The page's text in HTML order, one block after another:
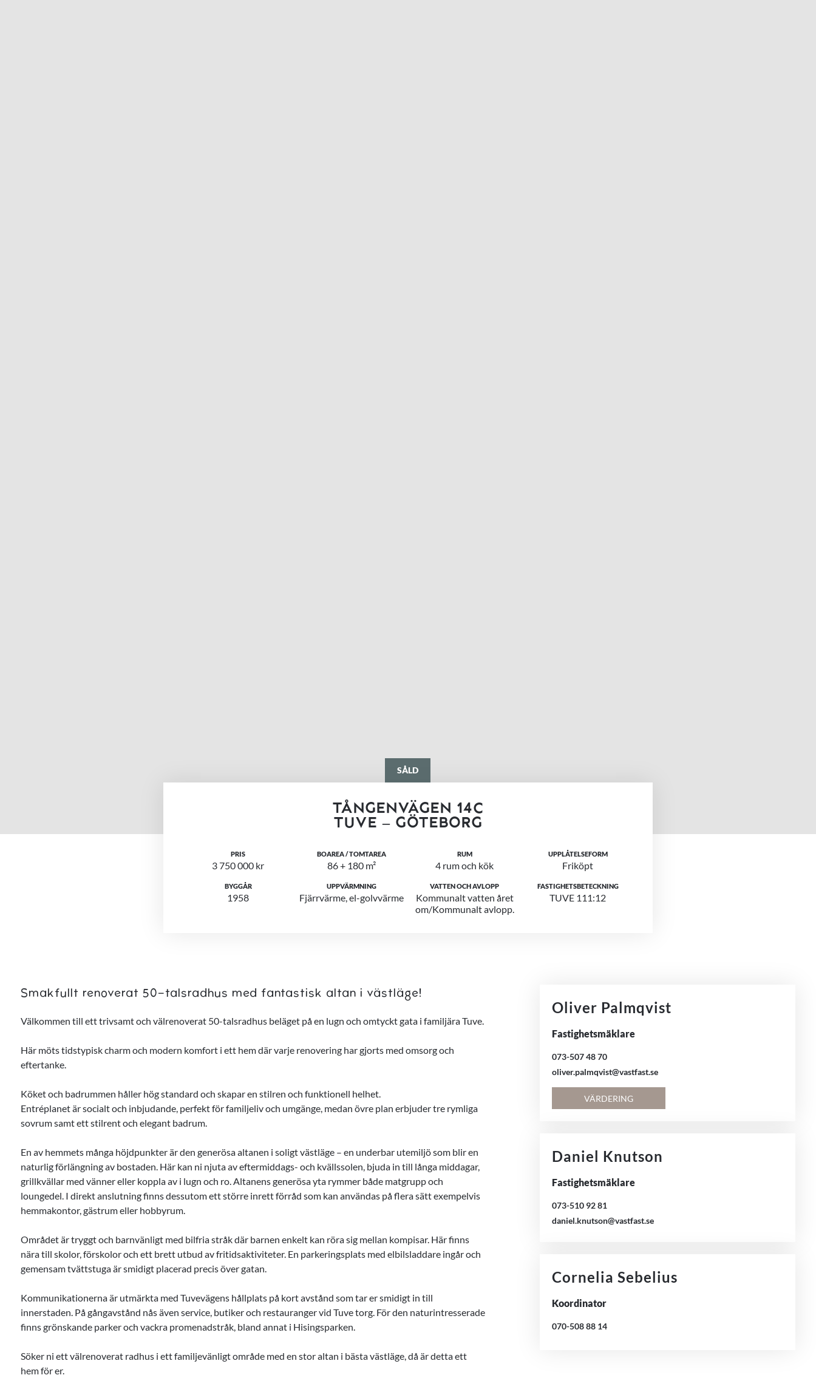
SÅLD
TÅNGENVÄGEN 14C
TUVE – GÖTEBORG
PRIS
3 750 000 kr
BOAREA / TOMTAREA
86 + 180 m²
RUM
4 rum och kök
UPPLÅTELSEFORM
Friköpt
BYGGÅR
1958
UPPVÄRMNING
Fjärrvärme, el-golvvärme
VATTEN OCH AVLOPP
Kommunalt vatten året
om/Kommunalt avlopp.
FASTIGHETSBETECKNING
TUVE 111:12
Smakfullt renoverat 50-talsradhus med fantastisk altan i västläge!
Välkommen till ett trivsamt och välrenoverat 50-talsradhus beläget på en lugn och omtyckt gata i familjära Tuve.
Här möts tidstypisk charm och modern komfort i ett hem där varje renovering har gjorts med omsorg och
eftertanke.
Köket och badrummen håller hög standard och skapar en stilren och funktionell helhet.
Entréplanet är socialt och inbjudande, perfekt för familjeliv och umgänge, medan övre plan erbjuder tre rymliga
sovrum samt ett stilrent och elegant badrum.
En av hemmets många höjdpunkter är den generösa altanen i soligt västläge – en underbar utemiljö som blir en
naturlig förlängning av bostaden. Här kan ni njuta av eftermiddags- och kvällssolen, bjuda in till långa middagar,
grillkvällar med vänner eller koppla av i lugn och ro. Altanens generösa yta rymmer både matgrupp och
loungedel. I direkt anslutning finns dessutom ett större inrett förråd som kan användas på flera sätt exempelvis
hemmakontor, gästrum eller hobbyrum.
Området är tryggt och barnvänligt med bilfria stråk där barnen enkelt kan röra sig mellan kompisar. Här finns
nära till skolor, förskolor och ett brett utbud av fritidsaktiviteter. En parkeringsplats med elbilsladdare ingår och
gemensam tvättstuga är smidigt placerad precis över gatan.
Kommunikationerna är utmärkta med Tuvevägens hållplats på kort avstånd som tar er smidigt in till
innerstaden. På gångavstånd nås även service, butiker och restauranger vid Tuve torg. För den naturintresserade
finns grönskande parker och vackra promenadstråk, bland annat i Hisingsparken.
Söker ni ett välrenoverat radhus i ett familjevänligt område med en stor altan i bästa västläge, då är detta ett
hem för er.
Oliver Palmqvist
Fastighetsmäklare
073-507 48 70
oliver.palmqvist@vastfast.se
VÄRDERING
Daniel Knutson
Fastighetsmäklare
073-510 92 81
daniel.knutson@vastfast.se
Cornelia Sebelius
Koordinator
070-508 88 14